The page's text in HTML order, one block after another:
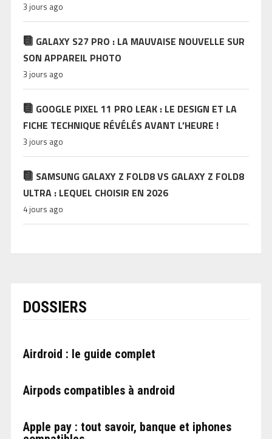
3 jours ago
GALAXY S27 PRO : LA MAUVAISE NOUVELLE SUR
SON APPAREIL PHOTO
3 jours ago
GOOGLE PIXEL 11 PRO LEAK : LE DESIGN ET LA
FICHE TECHNIQUE RÉVÉLÉS AVANT L’HEURE !
3 jours ago
SAMSUNG GALAXY Z FOLD8 VS GALAXY Z FOLD8
ULTRA : LEQUEL CHOISIR EN 2026
4 jours ago
DOSSIERS
Airdroid : le guide complet
Airpods compatibles à android
Apple pay : tout savoir, banque et iphones